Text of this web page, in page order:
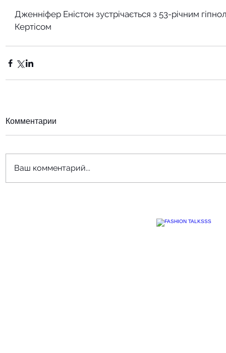
Дженніфер Еністон зустрічається з 53-річним
Кертісом
Комментарии
Ваш комментарий...